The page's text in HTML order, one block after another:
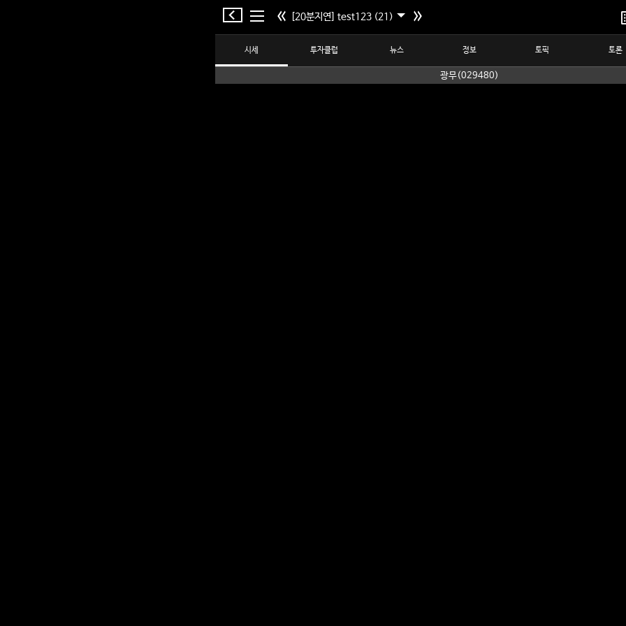
[20분지연] test123 (21)
시세 투자클럽 뉴스 정보 토픽 토론
광무(029480)